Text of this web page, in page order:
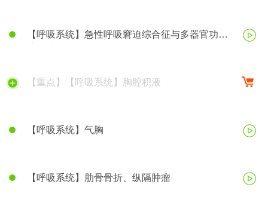
【呼吸系统】急性呼吸窘迫综合征与多器官功能
【重点】【呼吸系统】胸腔积液
【呼吸系统】气胸
【呼吸系统】肋骨骨折、纵隔肿瘤